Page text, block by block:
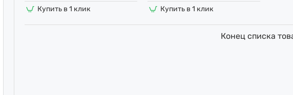
Купить в 1 клик Купить в 1 клик
Конец списка